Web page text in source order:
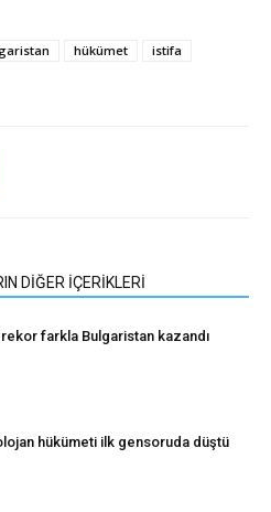
hükümet
istifa
DİĞER İÇERİKLERİ
rekor farkla Bulgaristan kazandı
hükümeti ilk gensoruda düştü